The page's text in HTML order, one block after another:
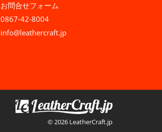
お問合せフォーム
0867-42-8004
info@leathercraft.jp
© 2026 LeatherCraft.jp